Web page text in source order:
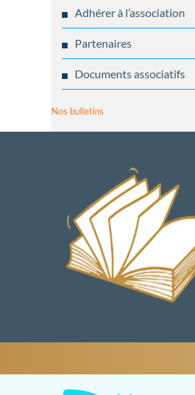
Adhérer à l’association
Partenaires
Documents associatifs
Nos bulletins